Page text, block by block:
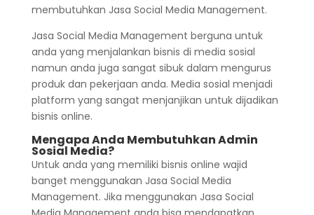
membutuhkan Jasa Social Media Management.
Jasa Social Media Management berguna untuk
anda yang menjalankan bisnis di media sosial
namun anda juga sangat sibuk dalam mengurus
produk dan pekerjaan anda. Media sosial menjadi
platform yang sangat menjanjikan untuk dijadikan
bisnis online.
Mengapa Anda Membutuhkan Admin
Sosial Media?
Untuk anda yang memiliki bisnis online wajid
banget menggunakan Jasa Social Media
Management. Jika menggunakan Jasa Social